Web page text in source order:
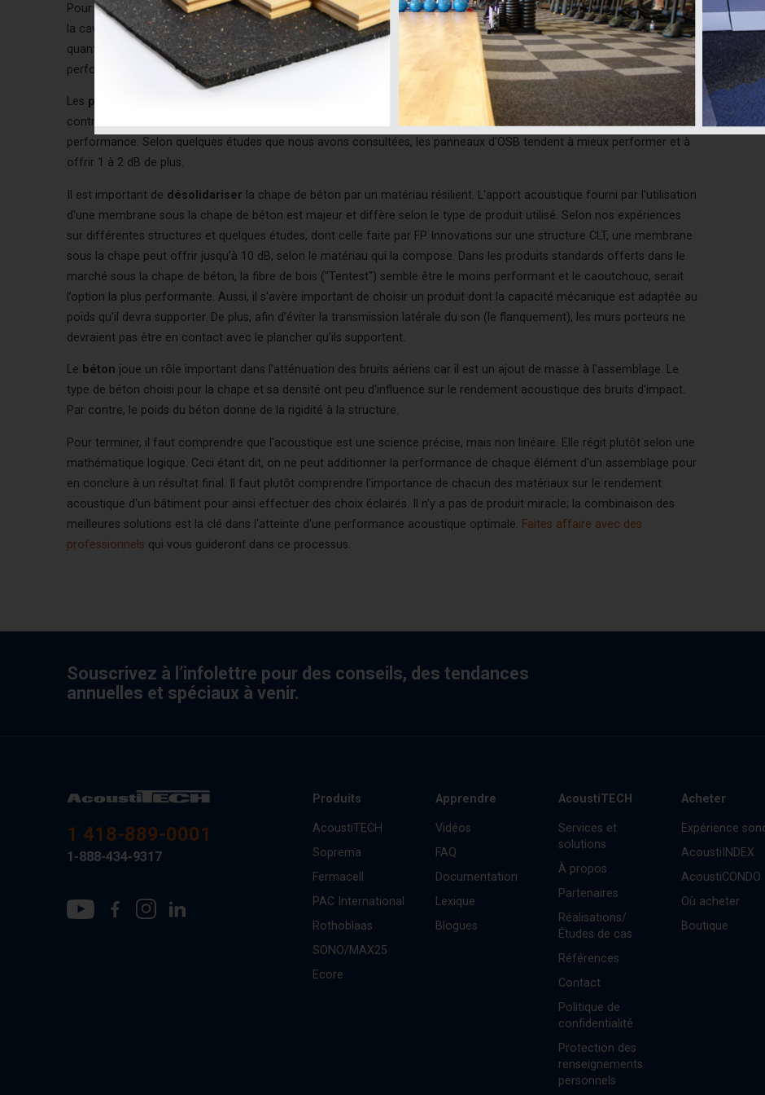
Pour une meilleure performance acoustique, lorsqu'on utilise unisolant acoustiquesoufflé, il est préférable de remplir
la cavité entre les poutrelles au minimum au 2/3 de sa hauteur (idéalement à 100%). Un isolant acoustique en natte,
quant à lui, risque de moins bien combler tous les vides comme le fait l’isolant acoustique soufflé, donc de moins bien
performer. Toutefois, s’il est installé adéquatement, il offrira une performance équivalente.
Les poutrelles
les plus fréquemment rencontrées sont de type "en I" ou "ajourées". C'est la rigidité des poutrelles qui
contribue majoritairement au rendement acoustique. Le choix du substrat de bois semble aussi influencer la
performance. Selon quelques études que nous avons consultées, les panneaux d'OSB tendent à mieux performer et à
offrir 1 à 2 dB de plus.
Il est important de désolidariser la chape de béton par un matériau résilient. L'apport acoustique fourni par l'utilisation
d'une membrane sous la chape de béton est majeur et diffère selon le type de produit utilisé. Selon nos expériences
sur différentes structures et quelques études, dont celle faite par FP Innovations sur une structure CLT, une membrane
sous la chape peut offrir jusqu’à 10 dB, selon le matériau qui la compose. Dans les produits standards offerts dans le
marché sous la chape de béton, la fibre de bois ("Tentest") semble être le moins performant et le caoutchouc, serait
l’option la plus performante. Aussi, il s'avère important de choisir un produit dont la capacité mécanique est adaptée au
poids qu'il devra supporter. De plus, afin d’éviter la transmission latérale du son (le flanquement), les murs porteurs ne
devraient pas être en contact avec le plancher qu’ils supportent.
Le béton joue un rôle important dans l'atténuation des bruits aériens car il est un ajout de masse à l'assemblage. Le
type de béton choisi pour la chape et sa densité ont peu d'influence sur le rendement acoustique des bruits d'impact.
Par contre, le poids du béton donne de la rigidité à la structure.
Pour terminer, il faut comprendre que l'acoustique est une science précise, mais non linéaire. Elle régit plutôt selon une
mathématique logique. Ceci étant dit, on ne peut additionner la performance de chaque élément d'un assemblage pour
en conclure à un résultat final. Il faut plutôt comprendre l'importance de chacun des matériaux sur le rendement
acoustique d'un bâtiment pour ainsi effectuer des choix éclairés. Il n'y a pas de produit miracle; la combinaison des
meilleures solutions est la clé dans l'atteinte d'une performance acoustique optimale. Faites affaire avec des
professionnels qui vous guideront dans ce processus.
Souscrivez à l’infolettre pour des conseils, des tendances
annuelles et spéciaux à venir.
1 418-889-0001
1-888-434-9317
Produits
AcoustiTECH
Soprema
Fermacell
PAC International
Rothoblaas
SONO/MAX25
Ecore
Apprendre
Vidéos
FAQ
Documentation
Lexique
Blogues
AcoustiTECH
Services et
solutions
À propos
Partenaires
Réalisations/
Études de cas
Références
Contact
Politique de
confidentialité
Protection des
renseignements
personnels
Acheter
Expérience
AcoustiINDEX
AcoustiCONDO
Où acheter
Boutique